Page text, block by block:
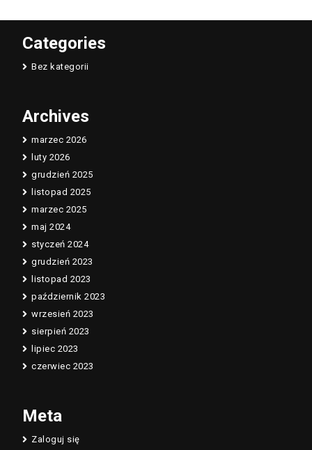
Categories
Bez kategorii
Archives
marzec 2026
luty 2026
grudzień 2025
listopad 2025
marzec 2025
maj 2024
styczeń 2024
grudzień 2023
listopad 2023
październik 2023
wrzesień 2023
sierpień 2023
lipiec 2023
czerwiec 2023
Meta
Zaloguj się